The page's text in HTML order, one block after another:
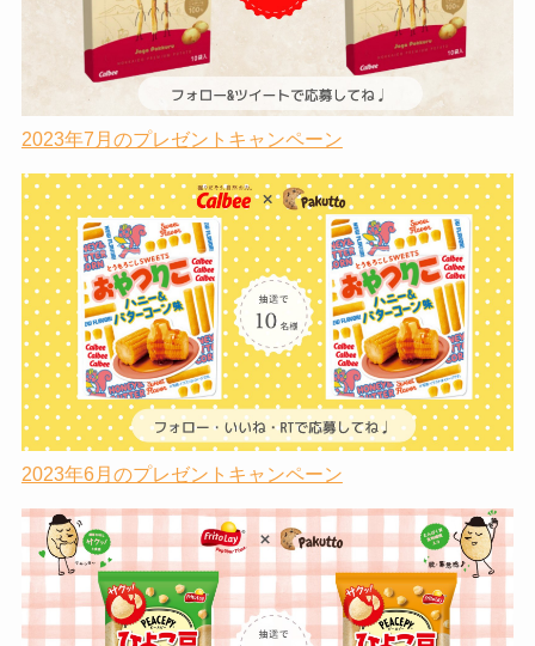
2023年7月のプレゼントキャンペーン
2023年6月のプレゼントキャンペーン